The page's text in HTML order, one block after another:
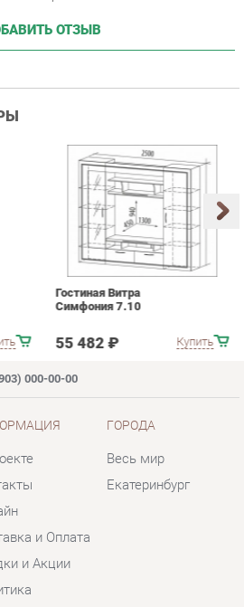
Купить
Гостиная Витра
Симфония 7.10
55 482 ₽
и Оплата
и Акции
ГОРОДА
Екатеринбург